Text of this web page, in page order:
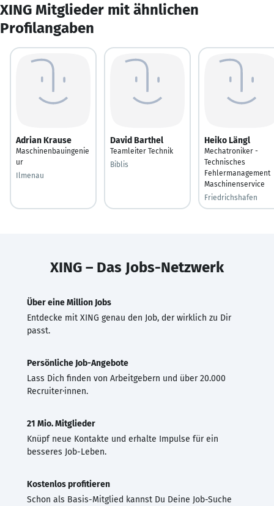
XING Mitglieder mit ähnlichen
Profilangaben
Adrian Krause
Maschinenbauingenie
ur
Ilmenau
David Barthel
Teamleiter Technik
Biblis
Heiko Längl
Mechatroniker -
Technisches
Fehlermanagement
Maschinenservice
Friedrichshafen
XING – Das Jobs-Netzwerk
Über eine Million Jobs
Entdecke mit XING genau den Job, der wirklich zu Dir
passt.
Persönliche Job-Angebote
Lass Dich finden von Arbeitgebern und über 20.000
Recruiter·innen.
21 Mio. Mitglieder
Knüpf neue Kontakte und erhalte Impulse für ein
besseres Job-Leben.
Kostenlos profitieren
Schon als Basis-Mitglied kannst Du Deine Job-Suche